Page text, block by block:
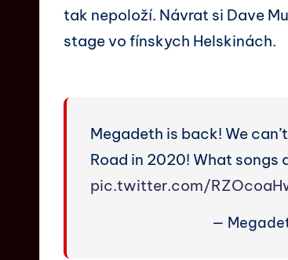
tak nepoloží. Návrat si Dave
stage vo fínskych Helskinách.
Megadeth is back! We
Road in 2020! What songs
pic.twitter.com/
—